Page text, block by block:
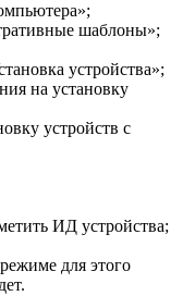
шаблоны»;
устройства»;
на установку
устройств с
ИД устройства;
для этого